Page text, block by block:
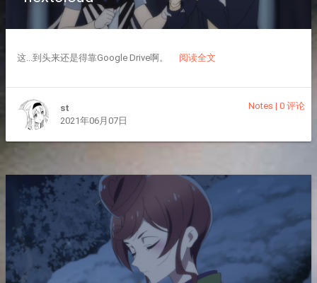
这...到头来还是得靠Google Drive啊。 阅读全文
st
2021年06月07日
Notes |0 评论